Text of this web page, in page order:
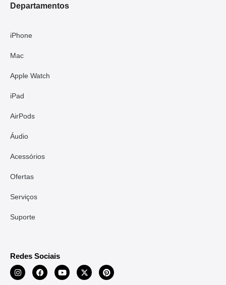
Departamentos
iPhone
Mac
Apple Watch
iPad
AirPods
Áudio
Acessórios
Ofertas
Serviços
Suporte
Redes Sociais